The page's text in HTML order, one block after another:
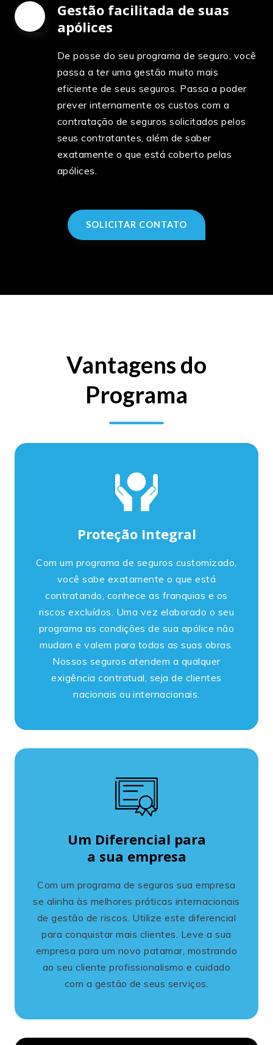
Gestão facilitada de suas
apólices
De posse do seu programa de seguro, você
passa a ter uma gestão muito mais
eficiente de seus seguros. Passa a poder
prever internamente os custos com a
contratação de seguros solicitados pelos
seus contratantes, além de saber
exatamente o que está coberto pelas
apólices.
SOLICITAR CONTATO
Vantagens do
Programa
Proteção Integral
Com um programa de seguros customizado,
você sabe exatamente o que está
contratando, conhece as franquias e os
riscos excluídos. Uma vez elaborado o seu
programa as condições de sua apólice não
mudam e valem para todas as suas obras.
Nossos seguros atendem a qualquer
exigência contratual, seja de clientes
nacionais ou internacionais.
Um Diferencial para
a sua empresa
Com um programa de seguros sua empresa
se alinha às melhores práticas internacionais
de gestão de riscos. Utilize este diferencial
para conquistar mais clientes. Leve a sua
empresa para um novo patamar, mostrando
ao seu cliente profissionalismo e cuidado
com a gestão de seus serviços.